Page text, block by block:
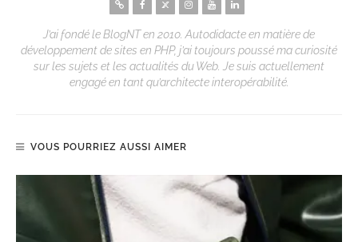
J’ai fondé le BlogNT en 2010. Autodidacte en matière de
développement de sites en PHP, j’ai toujours poussé ma curiosité
sur les sujets et les actualités du Web. Je suis actuellement
engagé en tant qu’architecte interopérabilité.
VOUS POURRIEZ AUSSI AIMER